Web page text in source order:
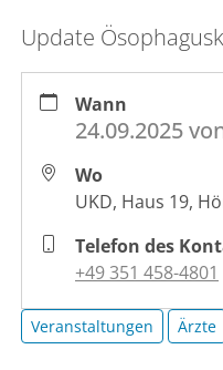
Update
dresden.de/de/das-
nctucc-
dresden/
klinischer-
64.
Klinischer
2025-
09-
Wann
24.09.2025
Wo
UKD, Haus 19,
Telefon des
+49 351 458-4801
Veranstaltungen Ärzte